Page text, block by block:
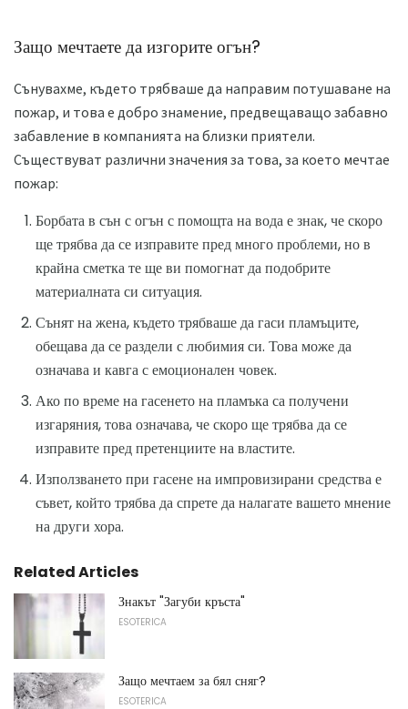
Защо мечтаете да изгорите огън?
Сънувахме, където трябваше да направим потушаване на
пожар, и това е добро знамение, предвещаващо забавно
забавление в компанията на близки приятели.
Съществуват различни значения за това, за което мечтае
пожар:
Борбата в сън с огън с помощта на вода е знак, че скоро
ще трябва да се изправите пред много проблеми, но в
крайна сметка те ще ви помогнат да подобрите
материалната си ситуация.
Сънят на жена, където трябваше да гаси пламъците,
обещава да се раздели с любимия си. Това може да
означава и кавга с емоционален човек.
Ако по време на гасенето на пламъка са получени
изгаряния, това означава, че скоро ще трябва да се
изправите пред претенциите на властите.
Използването при гасене на импровизирани средства е
съвет, който трябва да спрете да налагате вашето мнение
на други хора.
Related Articles
Знакът "Загуби кръста"
ESOTERICA
Защо мечтаем за бял сняг?
ESOTERICA